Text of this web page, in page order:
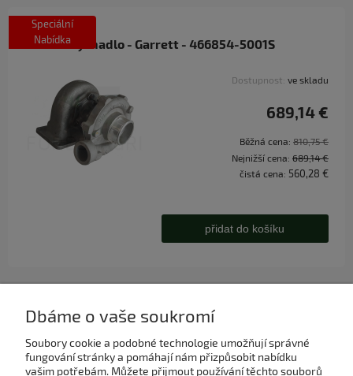
Turbodmychadlo - Garrett - 466854-5001S
Dostupnost: ve skladu
689,14 €
Běžná cena: 810,75 €
Nejnižší cena: 689,14 €
čistá cena: 560,28 €
přidat do košíku
Speciální
Nabídka
Můj účet
Dbáme o vaše soukromí
Soubory cookie a podobné technologie umožňují správné
fungování stránky a pomáhají nám přizpůsobit nabídku
vašim potřebám. Můžete přijmout používání těchto souborů